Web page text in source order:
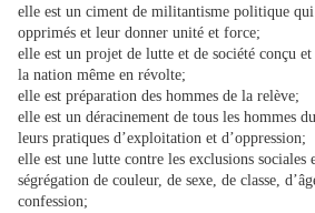
elle est un ciment de militantisme politique
opprimés et leur donner unité et force;
elle est un projet de lutte et de société conçu
la nation même en révolte;
elle est préparation des hommes de la relève;
elle est un déracinement de tous les hommes
leurs pratiques d’exploitation et d’oppression;
elle est une lutte contre les exclusions sociales
ségrégation de couleur, de sexe, de classe,
confession;